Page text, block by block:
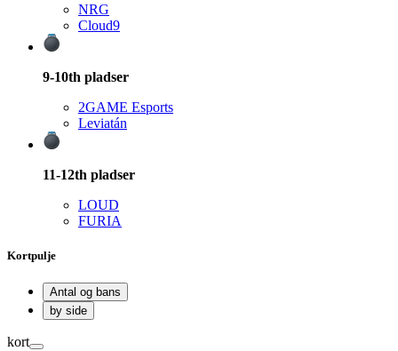
NRG
Cloud9
9-10th pladser
2GAME Esports
Leviatán
11-12th pladser
LOUD
FURIA
Kortpulje
Antal og bans
by side
kort